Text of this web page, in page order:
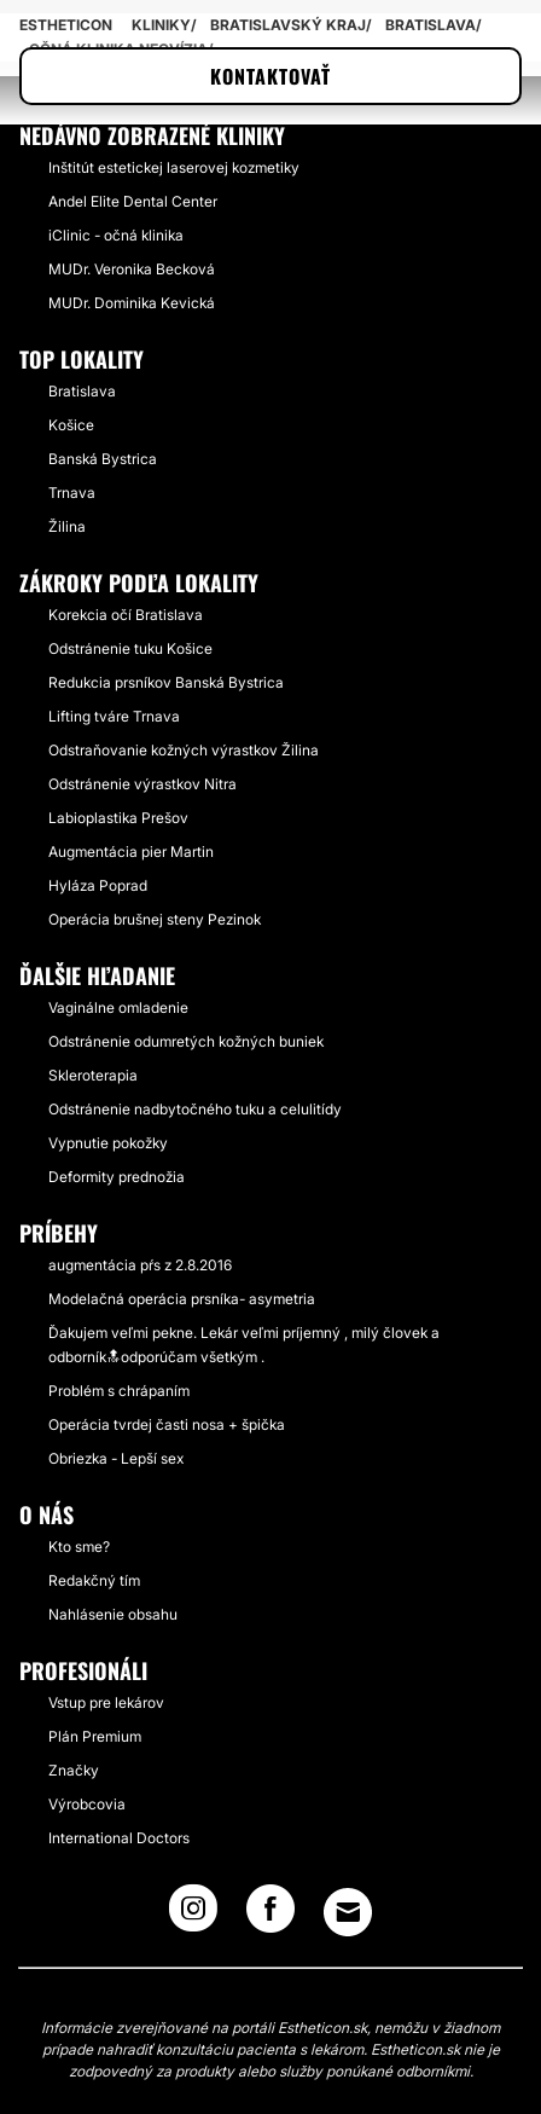
KONTAKTOVAŤ
ESTHETICON KLINIKY BRATISLAVSKÝ KRAJ
BRATISLAVA
OČNÁ KLINIKA NEOVÍZIA
NEDÁVNO ZOBRAZENÉ KLINIKY
Inštitút estetickej laserovej kozmetiky
Andel Elite Dental Center
iClinic - očná klinika
MUDr. Veronika Becková
MUDr. Dominika Kevická
TOP LOKALITY
Bratislava
Košice
Banská Bystrica
Trnava
Žilina
ZÁKROKY PODĽA LOKALITY
Korekcia očí Bratislava
Odstránenie tuku Košice
Redukcia prsníkov Banská Bystrica
Lifting tváre Trnava
Odstraňovanie kožných výrastkov​ Žilina
Odstránenie výrastkov Nitra
Labioplastika Prešov
Augmentácia pier Martin
Hyláza Poprad
Operácia brušnej steny Pezinok
ĎALŠIE HĽADANIE
Vaginálne omladenie
Odstránenie odumretých kožných buniek
Skleroterapia
Odstránenie nadbytočného tuku a celulitídy
Vypnutie pokožky
Deformity prednožia
PRÍBEHY
augmentácia pŕs z 2.8.2016
Modelačná operácia prsníka- asymetria
Ďakujem veľmi pekne. Lekár veľmi príjemný , milý človek a
odborník🔝odporúčam všetkým .
Problém s chrápaním
Operácia tvrdej časti nosa + špička
Obriezka - Lepší sex
O NÁS
Kto sme?
Redakčný tím
Nahlásenie obsahu
PROFESIONÁLI
Vstup pre lekárov
Plán Premium
Značky
Výrobcovia
International Doctors
Informácie zverejňované na portáli Estheticon.sk, nemôžu v žiadnom
prípade nahradiť konzultáciu pacienta s lekárom. Estheticon.sk nie je
zodpovedný za produkty alebo služby ponúkané odborníkmi.